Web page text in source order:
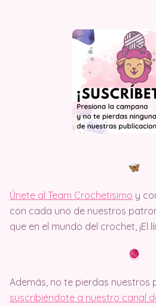
Únete al Team Crochetisimo y
con cada uno de nuestros
que en el mundo del crochet, ¡El
Además, no te pierdas nuestros
suscribiéndote a nuestro canal